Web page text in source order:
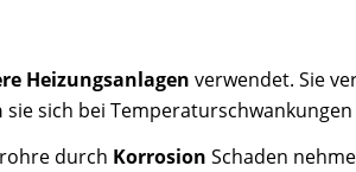
Heizungsanlagen verwendet. Sie
sie sich bei
durch Korrosion Schaden